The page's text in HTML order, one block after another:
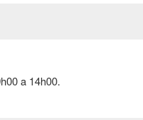
a 14h00.